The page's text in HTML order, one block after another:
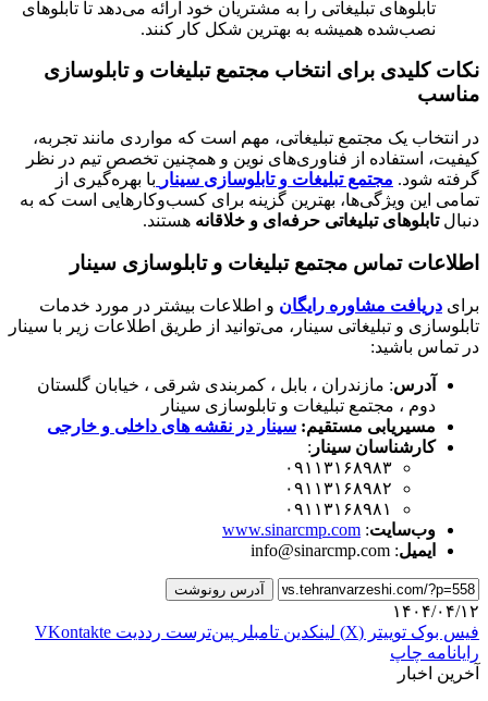
تابلوهای تبلیغاتی را به مشتریان خود ارائه می‌دهد تا تابلوهای
نصب‌شده همیشه به بهترین شکل کار کنند.
نکات کلیدی برای انتخاب مجتمع تبلیغات و تابلوسازی
مناسب
در انتخاب یک مجتمع تبلیغاتی، مهم است که مواردی مانند تجربه،
کیفیت، استفاده از فناوری‌های نوین و همچنین تخصص تیم در نظر
گرفته شود. مجتمع تبلیغات و تابلوسازی سینار با بهره‌گیری از
تمامی این ویژگی‌ها، بهترین گزینه برای کسب‌وکارهایی است که به
دنبالتابلوهای تبلیغاتی حرفه‌ای و خلاقانه هستند.
اطلاعات تماس مجتمع تبلیغات و تابلوسازی سینار
برای دریافت مشاوره رایگان و اطلاعات بیشتر در مورد خدمات
تابلوسازی و تبلیغاتی سینار، می‌توانید از طریق اطلاعات زیر با سینار
در تماس باشید:
آدرس: مازندران ، بابل ، کمربندی شرقی ، خیابان گلستان
دوم ، مجتمع تبلیغات و تابلوسازی سینار
مسیریابی مستقیم: سینار در نقشه های داخلی و خارجی
کارشناسان سینار :
۰۹۱۱۳۱۶۸۹۸۳
۰۹۱۱۳۱۶۸۹۸۲
۰۹۱۱۳۱۶۸۹۸۱
وب‌سایت:
www.sinarcmp.com
ایمیل: info@sinarcmp.com
آدرس رونوشت
۱۴۰۴/۰۴/۱۲
فیس بوک توییتر (X) لینکدین ‫تامبلر ‫پین‌ترست ‫رددیت ‫VKontakte
رایانامه چاپ
آخرین اخبار